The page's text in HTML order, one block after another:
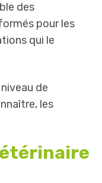
des
pour les
qui le
de
les